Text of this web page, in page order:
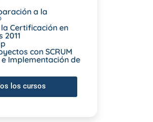
a la
Certificación en
2011
con SCRUM
Implementación de
los cursos